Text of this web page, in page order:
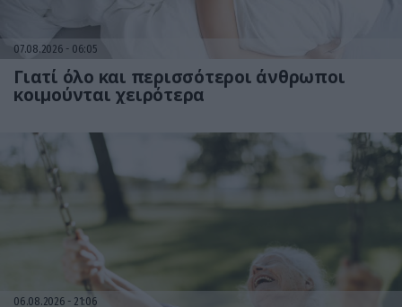
07.08.2026 06:05
Γιατί όλο και περισσότεροι άνθρωποι
κοιμούνται χειρότερα
06.08.2026 21:06